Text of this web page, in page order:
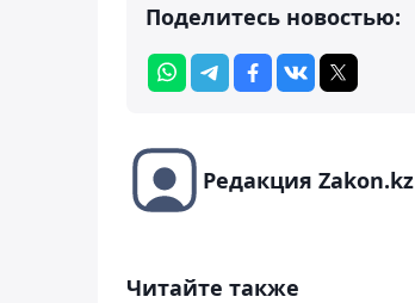
Поделитесь новостью:
Редакция Zakon.kz
Читайте также